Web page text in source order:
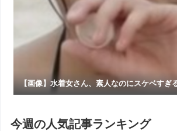
【画像】水着女さん、素人なのにスケベすぎ
今週の人気記事ランキング